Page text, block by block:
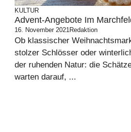
KULTUR
Advent-Angebote Im
16. November 2021Redaktion
Ob klassischer
stolzer Schlösser oder
der ruhenden Natur: die
warten darauf, ...